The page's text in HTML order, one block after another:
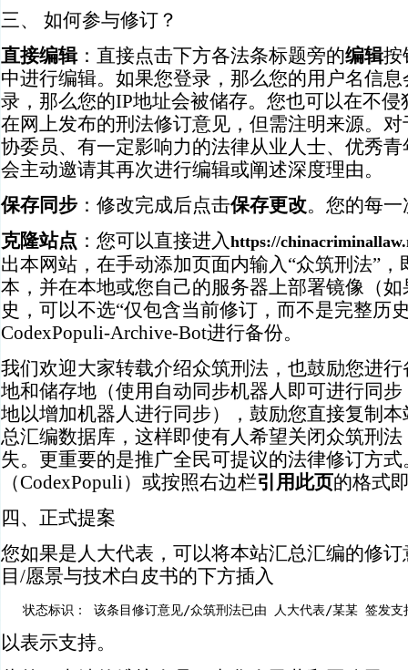
三、 如何参与修订？
直接编辑：直接点击下方各法条标题旁的编辑按
中进行编辑。如果您登录，那么您的用户名信
录，那么您的IP地址会被储存。您也可以在不
在网上发布的刑法修订意见，但需注明来源。
协委员、有一定影响力的法律从业人士、优秀
会主动邀请其再次进行编辑或阐述深度理由。
保存同步 ：修改完成后点击保存更改。您的每
克隆站点 ：您可以直接进入 https://
出本网站，在手动添加页面内输入“众筑刑法”
本，并在本地或您自己的服务器上部署镜像（
史，可以不选“仅包含当前修订，而不是完整历
CodexPopuli-Archive-Bot进行备份。
我们欢迎大家转载介绍众筑刑法，也鼓励您进
地和储存地（使用自动同步机器人即可进行同
地以增加机器人进行同步），鼓励您直接复制
总汇编数据库，这样即使有人希望关闭众筑刑
失。更重要的是推广全民可提议的法律修订方
（CodexPopuli）或按照右边栏引用此页的格式
四、正式提案
您如果是人大代表，可以将本站汇总汇编的修
目/愿景与技术白皮书的下方插入
状态标识： 该条目修订意见/众筑刑法已由 人大代表/某某 签发
以表示支持。